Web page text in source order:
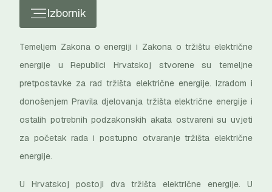
Izbornik
Temeljem Zakona o energiji i Zakona o tržištu električne
energije u Republici Hrvatskoj stvorene su temeljne
pretpostavke za rad tržišta električne energije. Izradom i
donošenjem Pravila djelovanja tržišta električne energije i
ostalih potrebnih podzakonskih akata ostvareni su uvjeti
za početak rada i postupno otvaranje tržišta električne
energije.
U Hrvatskoj postoji dva tržišta električne energije. U